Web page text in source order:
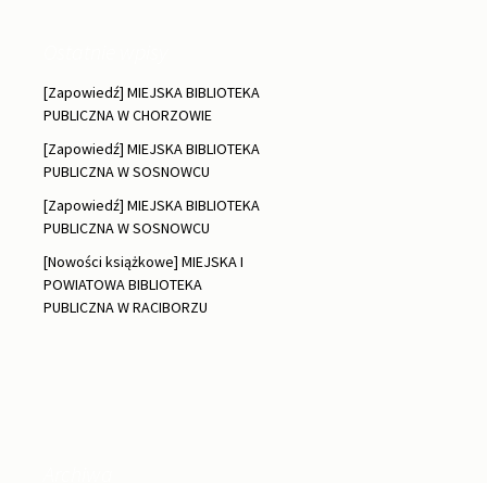
[Zapowiedź] MIEJSKA BIBLIOTEKA
PUBLICZNA W CHORZOWIE
[Zapowiedź] MIEJSKA BIBLIOTEKA
PUBLICZNA W SOSNOWCU
[Zapowiedź] MIEJSKA BIBLIOTEKA
PUBLICZNA W SOSNOWCU
[Nowości książkowe] MIEJSKA I
POWIATOWA BIBLIOTEKA
PUBLICZNA W RACIBORZU